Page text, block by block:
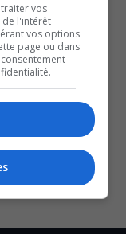
à Gatineau :
ambitieuse
l’itinérance
NOTRE
vos
de l'intérêt
vos options
page ou dans